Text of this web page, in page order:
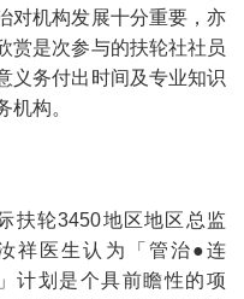
对机构发展十分重要，亦
赏是次参与的扶轮社社员
义务付出时间及专业知识
机构。
扶轮3450地区地区总监
祥医生认为「管治●连
计划是个具前瞻性的项